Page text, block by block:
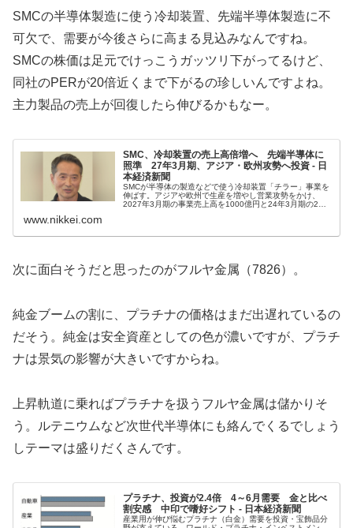
SMCの半導体製造に使う冷却装置、先端半導体製造に不
可欠で、需要が今後さらに高まる見込みなんですね。
SMCの株価は足元でけっこうガッツリ下がってるけど、
同社のPERが20倍近くまで下がるの珍しいんですよね。
主力製品の売上が回復したら伸びるかもなー。
SMC、冷却装置の売上高倍増へ 先端半導体に
照準 27年3月期、アジア・欧州攻勢へ投資 - 日
本経済新聞
SMCが半導体の製造などで使う冷却装置「チラー」事業を
伸ばす。アジアや欧州で生産を増やし営業攻勢をかけ、
2027年3月期の事業売上高を1000億円と24年3月期の2倍
www.nikkei.com
次に面白そうだと思ったのがフルヤ金属（7826）。
純金ブームの割に、プラチナの価格はまだ出遅れているの
だそう。純金は安全資産としての色が濃いですが、プラチ
ナは景気の影響が大きいですからね。
上昇軌道に乗ればプラチナを扱うフルヤ金属は儲かりそ
う。ルテニウムなど次世代半導体にも絡んでくるでしょう
しテーマは盛りだくさんです。
プラチナ、投資が2.4倍 4～6月需要 金と比べ
割安感 中印で嗜好シフト - 日本経済新聞
産業用が伸び悩むプラチナ（白金）需要を投資・宝飾品分